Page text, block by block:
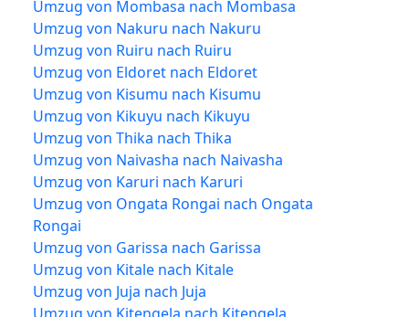
Umzug von Mombasa nach Mombasa
Umzug von Nakuru nach Nakuru
Umzug von Ruiru nach Ruiru
Umzug von Eldoret nach Eldoret
Umzug von Kisumu nach Kisumu
Umzug von Kikuyu nach Kikuyu
Umzug von Thika nach Thika
Umzug von Naivasha nach Naivasha
Umzug von Karuri nach Karuri
Umzug von Ongata Rongai nach Ongata
Rongai
Umzug von Garissa nach Garissa
Umzug von Kitale nach Kitale
Umzug von Juja nach Juja